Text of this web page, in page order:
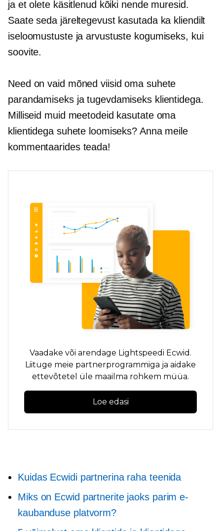
ja et olete käsitlenud kõiki nende muresid.
Saate seda järeltegevust kasutada ka kliendilt
iseloomustuste ja arvustuste kogumiseks, kui
soovite.
Need on vaid mõned viisid oma suhete
parandamiseks ja tugevdamiseks klientidega.
Milliseid muid meetodeid kasutate oma
klientidega suhete loomiseks? Anna meile
kommentaarides teada!
Vaadake või arendage Lightspeedi Ecwid.
Liituge meie partnerprogrammiga ja aidake
ettevõtetel üle maailma rohkem müüa.
Loe edasi
Kuidas Ecwidi partnerina raha teenida
Miks on Ecwid partnerite jaoks parim e-
kaubanduse platvorm?